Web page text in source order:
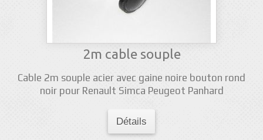
2m cable souple
Cable 2m souple acier avec gaine noire bouton rond
noir pour Renault Simca Peugeot Panhard
Détails